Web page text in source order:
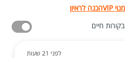
מנוי VIP
הכנה לראיון
חיים
לפני 21 שעות